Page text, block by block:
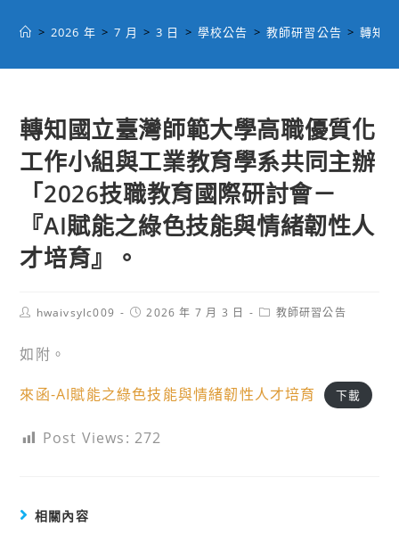
> 2026 年 > 7 月 > 3 日 > 學校公告 > 教師研習公告 > 轉知
轉知國立臺灣師範大學高職優質化
工作小組與工業教育學系共同主辦
「2026技職教育國際研討會－
『AI賦能之綠色技能與情緒韌性人
才培育』。
Posthwaivsylc009
Post2026 年 7 月 3 日
Post教師研習公告
如附。
來函-AI賦能之綠色技能與情緒韌性人才培育 下載
Post Views: 272
相關內容